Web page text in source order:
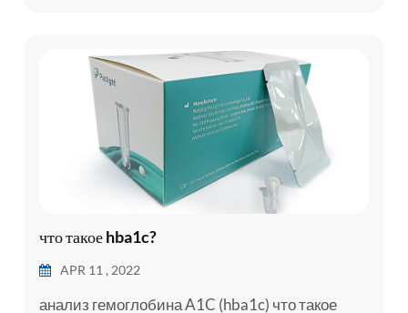
что такое hba1c?
APR 11 , 2022
анализ гемоглобина A1C (hba1c) что такое